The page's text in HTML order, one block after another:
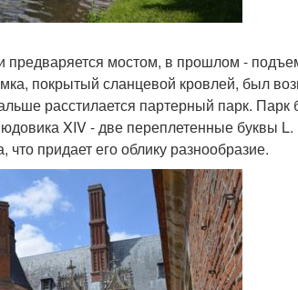
предваряется мостом, в прошлом -
покрытый сланцевой кровлей, был
расстилается партерный парк. Парк
XIV - две переплетенные буквы L.
придает его облику разнообразие.